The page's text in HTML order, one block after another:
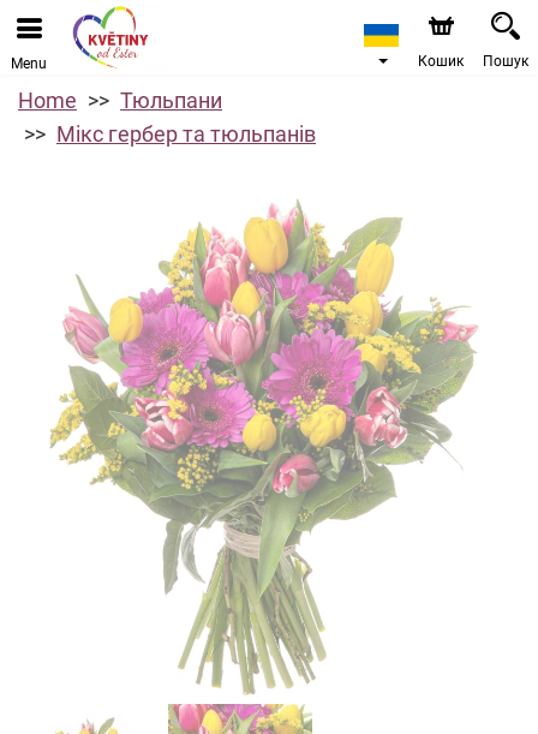
Menu Кошик Пошук
Home
Тюльпани
Мікс гербер та тюльпанів